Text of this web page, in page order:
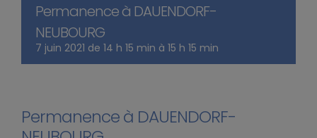
Permanence à DAUENDORF-
NEUBOURG
7 juin 2021 de 14 h 15 min à 15 h 15 min
Permanence à DAUENDORF-